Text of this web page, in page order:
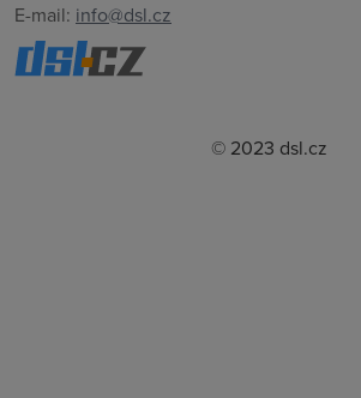
E-mail: info@dsl.cz
© 2023 dsl.cz